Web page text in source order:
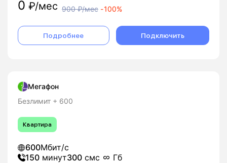
0 ₽/мес 900₽/мес -100%
Подробнее Подключить
Мегафон
Безлимит + 600
Квартира
600Мбит/с
150 минут300 смс Гб